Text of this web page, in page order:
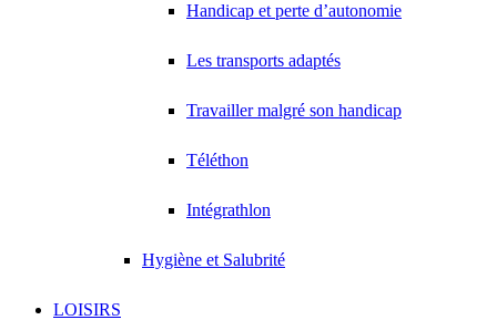
Handicap et perte d’autonomie
Les transports adaptés
Travailler malgré son handicap
Téléthon
Intégrathlon
Hygiène et Salubrité
LOISIRS